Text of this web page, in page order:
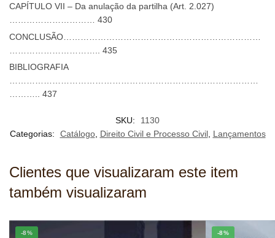
CAPÍTULO VII – Da anulação da partilha (Art. 2.027)
………………………… 430
CONCLUSÃO……………………………………………………………
………………………….. 435
BIBLIOGRAFIA
……………………………………………………………………………
……….. 437
SKU:
1130
Categorias:
Catálogo, Direito Civil e Processo Civil, Lançamentos
Clientes que visualizaram este item
também visualizaram
-8% -8%